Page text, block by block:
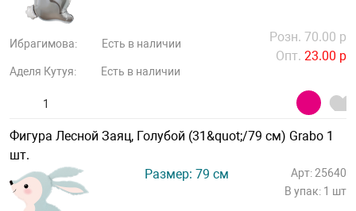
Ибрагимова: Есть в наличии
Аделя Кутуя: Есть в наличии
Розн. 70.00 р
Опт. 23.00 р
Фигура Лесной Заяц, Голубой (31&quot;/79 см) Grabo 1
шт.
Размер: 79 см
Арт: 25640
В упак: 1 шт